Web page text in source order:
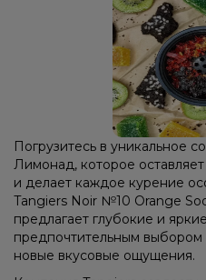
Погрузитесь в уникальное
Лимонад, которое
и делает каждое курение
Tangiers Noir №10 Orange
предлагает глубокие и
предпочтительным
новые вкусовые ощущения.